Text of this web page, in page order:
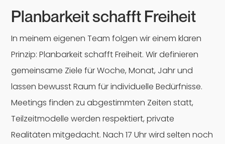
Planbarkeit schafft Freiheit
In meinem eigenen Team folgen wir einem klaren
Prinzip: Planbarkeit schafft Freiheit. Wir definieren
gemeinsame Ziele für Woche, Monat, Jahr und
lassen bewusst Raum für individuelle Bedürfnisse.
Meetings finden zu abgestimmten Zeiten statt,
Teilzeitmodelle werden respektiert, private
Realitäten mitgedacht. Nach 17 Uhr wird selten noch